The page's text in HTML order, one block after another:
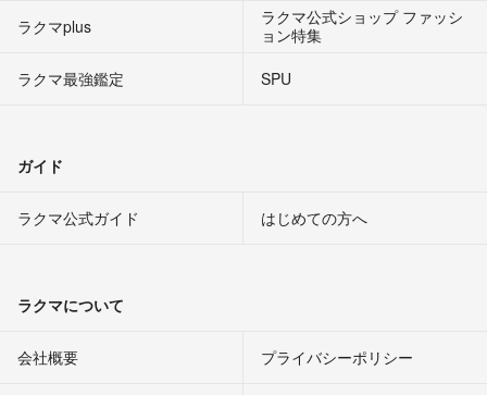
ラクマplus
ラクマ公式ショップ ファッシ
ョン特集
ラクマ最強鑑定
SPU
ガイド
ラクマ公式ガイド はじめての方へ
ラクマについて
会社概要 プライバシーポリシー